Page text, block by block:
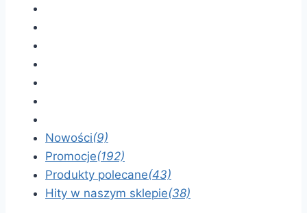
Nowości(9)
Promocje(192)
Produkty polecane(43)
Hity w naszym sklepie(38)